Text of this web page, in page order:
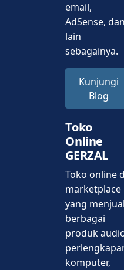
email,
AdSense,
lain
sebagainya.
Kunjungi
Blog
Toko
Online
GERZAL
Toko online
marketplace
yang
berbagai
produk
komputer,